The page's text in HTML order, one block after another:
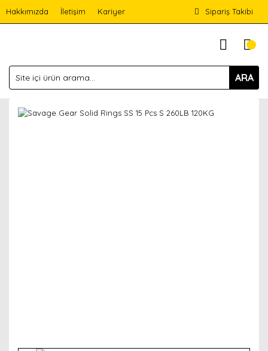
Hakkımızda İletişim Kariyer Sipariş Takibi
ARA